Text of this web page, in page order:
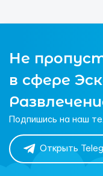
Не
в сфере
Подпишись на наш
Открыть